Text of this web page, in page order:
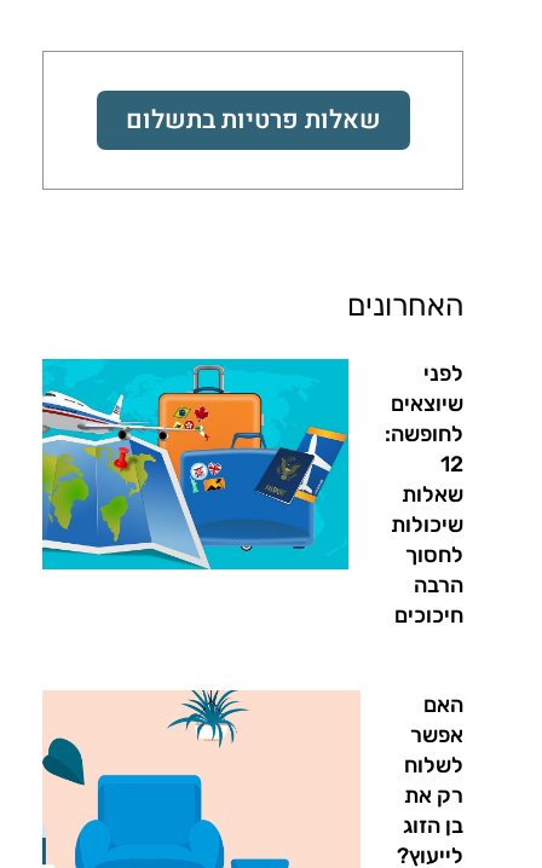
שאלות פרטיות בתשלום
האחרונים
לפני
שיוצאים
לחופשה:
12
שאלות
שיכולות
לחסוך
הרבה
חיכוכים
האם
אפשר
לשלוח
רק את
בן הזוג
לייעוץ?